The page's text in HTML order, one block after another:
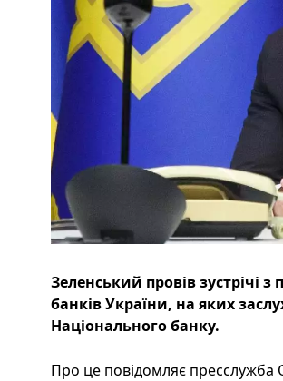
Зеленський провів зустрічі
банків України, на яких
Національного банку.
Про це повідомляє пресслужба